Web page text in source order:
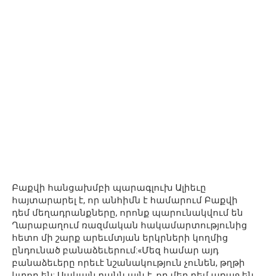
Բաքվի հանցախմբի պարագլուխ Ալիեւը
հայտարարել է, որ անհիմն է համարում Բաքվի
դեմ մեղադրանքները, որոնք պարունակվում են
Ղարաբաղում ռազմական հակամարտությունից
հետո մի շարք արեւմտյան երկրների կողմից
ընդունած բանաձեւերում:«Մեզ համար այդ
բանաձեւերը որեւէ նշանակություն չունեն, թղթի